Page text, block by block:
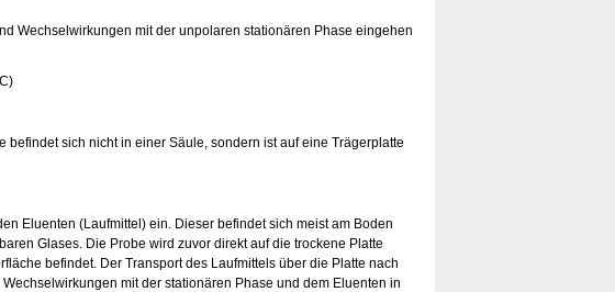
Wechselwirkungen mit der unpolaren stationären Phase eingehen
befindet sich nicht in einer Säule, sondern ist auf eine Trägerplatte
Eluenten (Laufmittel) ein. Dieser befindet sich meist am Boden
Glases. Die Probe wird zuvor direkt auf die trockene Platte
befindet. Der Transport des Laufmittels über die Platte nach
mit der stationären Phase und dem Eluenten in